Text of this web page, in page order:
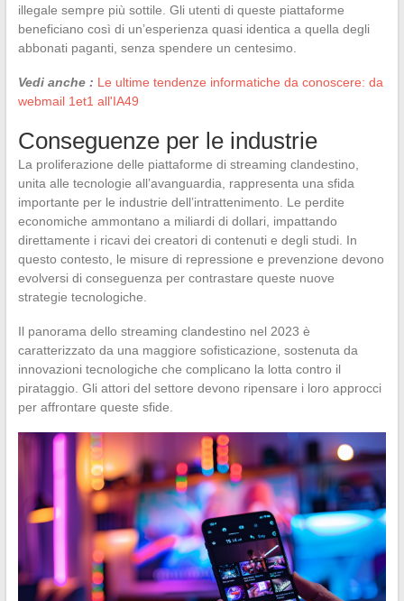
illegale sempre più sottile. Gli utenti di queste piattaforme
beneficiano così di un’esperienza quasi identica a quella degli
abbonati paganti, senza spendere un centesimo.
Vedi anche : Le ultime tendenze informatiche da conoscere: da
webmail 1et1 all'IA49
Conseguenze per le industrie
La proliferazione delle piattaforme di streaming clandestino,
unita alle tecnologie all’avanguardia, rappresenta una sfida
importante per le industrie dell’intrattenimento. Le perdite
economiche ammontano a miliardi di dollari, impattando
direttamente i ricavi dei creatori di contenuti e degli studi. In
questo contesto, le misure di repressione e prevenzione devono
evolversi di conseguenza per contrastare queste nuove
strategie tecnologiche.
Il panorama dello streaming clandestino nel 2023 è
caratterizzato da una maggiore sofisticazione, sostenuta da
innovazioni tecnologiche che complicano la lotta contro il
pirataggio. Gli attori del settore devono ripensare i loro approcci
per affrontare queste sfide.